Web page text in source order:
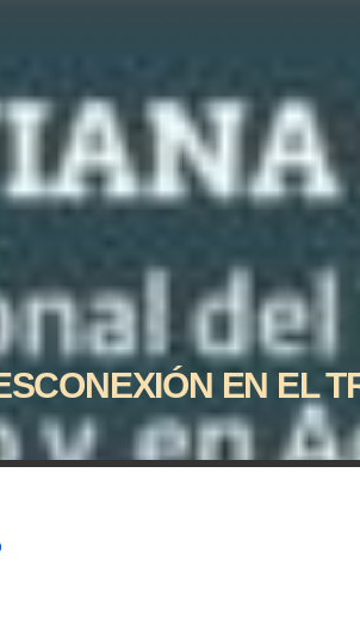
EN EL